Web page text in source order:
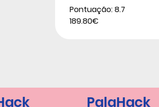
Pontuação: 8.7
189.80€